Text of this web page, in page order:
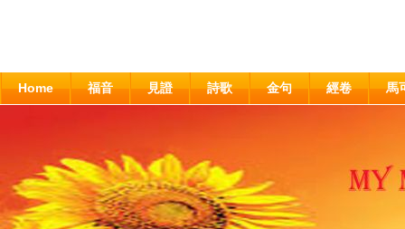
Home 福音 見證 詩歌 金句 經卷 馬